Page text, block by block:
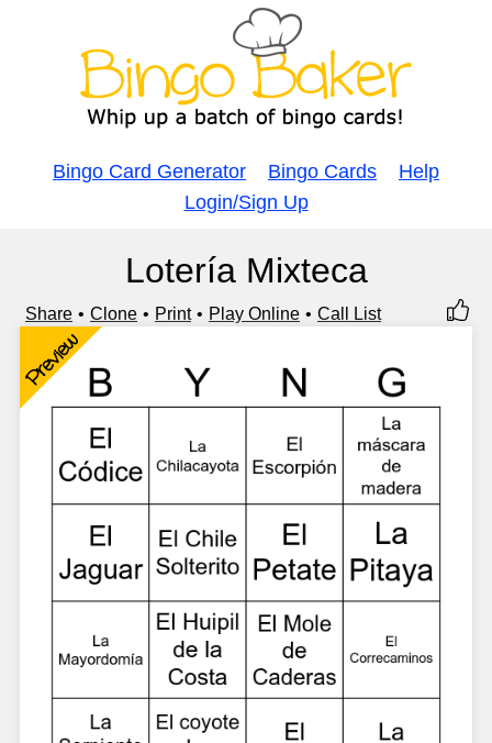
Bingo Card Generator Bingo Cards
Help
Login/Sign Up
Lotería Mixteca
Share Clone Print Play Online Call List
Preview